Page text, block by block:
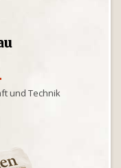
und Technik